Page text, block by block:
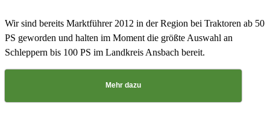
Wir sind bereits Marktführer 2012 in der Region bei Traktoren ab 50
PS geworden und halten im Moment die größte Auswahl an
Schleppern bis 100 PS im Landkreis Ansbach bereit.
Mehr dazu